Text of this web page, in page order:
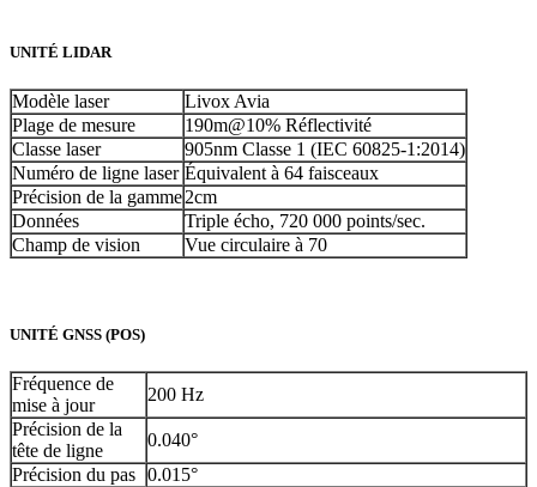
UNITÉ LIDAR
Modèle laser
Livox Avia
Plage de mesure
190m@10% Réflectivité
Classe laser
905nm Classe 1 (IEC 60825-1:2014)
Numéro de ligne laser Équivalent à 64 faisceaux
Précision de la gamme2cm
Données
Triple écho, 720 000 points/sec.
Champ de vision
Vue circulaire à 70
UNITÉ GNSS (POS)
Fréquence de
mise à jour
200 Hz
Précision de la
tête de ligne
0.040°
Précision du pas 0.015°